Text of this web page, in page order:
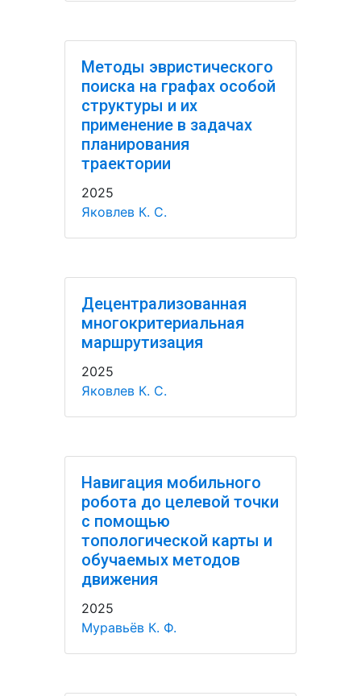
Методы эвристического
поиска на графах особой
структуры и их
применение в задачах
планирования
траектории
2025
Яковлев К. С.
Децентрализованная
многокритериальная
маршрутизация
2025
Яковлев К. С.
Навигация мобильного
робота до целевой точки
с помощью
топологической карты и
обучаемых методов
движения
2025
Муравьёв К. Ф.